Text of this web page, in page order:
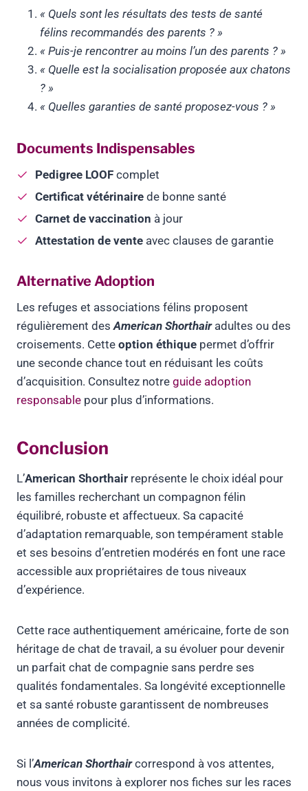
« Quels sont les résultats des tests de santé
félins recommandés des parents ? »
« Puis-je rencontrer au moins l’un des parents ? »
« Quelle est la socialisation proposée aux chatons
? »
« Quelles garanties de santé proposez-vous ? »
Documents Indispensables
Pedigree LOOF complet
Certificat vétérinaire de bonne santé
Carnet de vaccination à jour
Attestation de vente avec clauses de garantie
Alternative Adoption
Les refuges et associations félins proposent
régulièrement desAmerican Shorthairadultes ou des
croisements. Cette option éthique permet d’offrir
une seconde chance tout en réduisant les coûts
d’acquisition. Consultez notre guide adoption
responsable pour plus d’informations.
Conclusion
L’American Shorthair représente le choix idéal pour
les familles recherchant un compagnon félin
équilibré, robuste et affectueux. Sa capacité
d’adaptation remarquable, son tempérament stable
et ses besoins d’entretien modérés en font une race
accessible aux propriétaires de tous niveaux
d’expérience.
Cette race authentiquement américaine, forte de son
héritage de chat de travail, a su évoluer pour devenir
un parfait chat de compagnie sans perdre ses
qualités fondamentales. Sa longévité exceptionnelle
et sa santé robuste garantissent de nombreuses
années de complicité.
Si l’American Shorthaircorrespond à vos attentes,
nous vous invitons à explorer nos fiches sur les races